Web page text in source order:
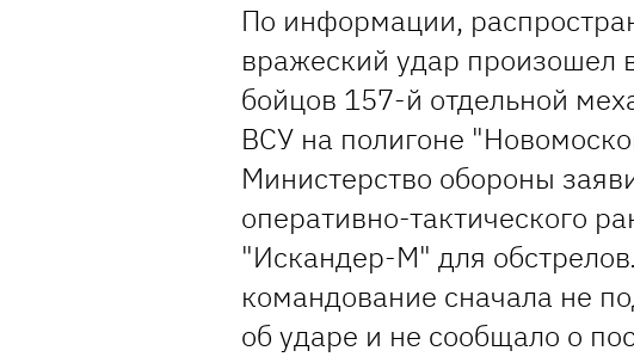
По информации,
вражеский удар произошел
бойцов 157-й отдельной
ВСУ на полигоне
Министерство обороны
оперативно-тактического
"Искандер-М" для
командование сначала не
об ударе и не сообщало о